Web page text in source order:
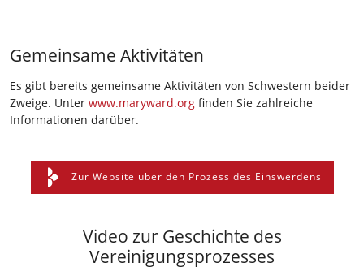
Gemeinsame Aktivitäten
Es gibt bereits gemeinsame Aktivitäten von Schwestern beider
Zweige. Unter www.maryward.org finden Sie zahlreiche
Informationen darüber.
Zur Website über den Prozess des Einswerdens
Video zur Geschichte des
Vereinigungsprozesses